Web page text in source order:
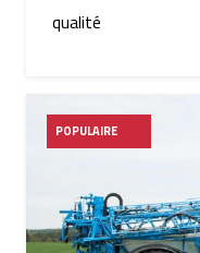
qualité
POPULAIRE